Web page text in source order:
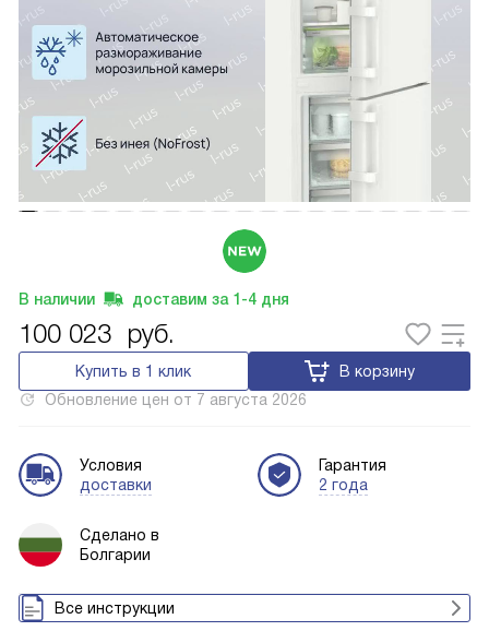
В наличии доставим за 1-4 дня
100 023 руб.
Купить в 1 клик
В корзину
Обновление цен от 7 августа 2026
Условия
доставки
Гарантия
2 года
Сделано в
Болгарии
Все инструкции